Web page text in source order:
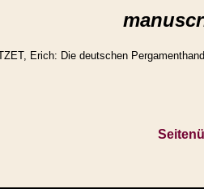
Erich: Die deutschen